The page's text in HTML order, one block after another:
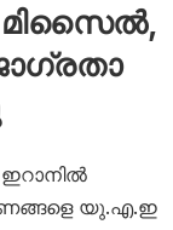
മിസൈല്‍,
ഇറാനില്‍
യു.എ.ഇ